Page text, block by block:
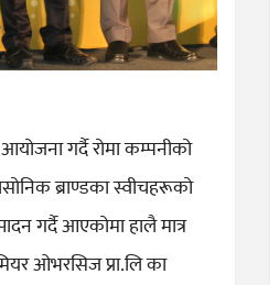
गर्दै रोमा कम्पनीको
ब्राण्डका स्वीचहरूको
गर्दै आएकोमा हालै मात्र
ओभरसिज प्रा.लि का